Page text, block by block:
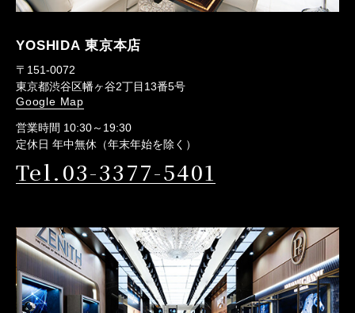
YOSHIDA 東京本店
〒151-0072
東京都渋谷区幡ヶ谷2丁目13番5号
Google Map
営業時間 10:30～19:30
定休日 年中無休（年末年始を除く）
Tel.03-3377-5401